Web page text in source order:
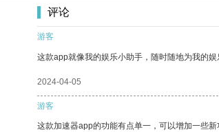
评论
游客
这款app就像我的娱乐小助手，随时随地为我的娱
2024-04-05
游客
这款加速器app的功能有点单一，可以增加一些